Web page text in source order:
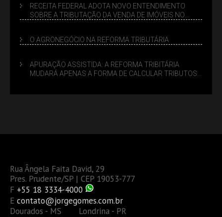
RECEITA FEDERAL ADOTA NOVO ENTENDIMENTO
SOBRE A TRIBUTAÇÃO DA VENDA DE IMÓVEIS NO
O AGRONEGÓCIO NA REFORMA TRIBUTÁRIA
APURAÇÃO ASSISTIDA: A REFORMA TRIBITÁRIA
MUDARÁ APENAS A FORMA DE CALCULAR TRIBUTOS
Rua Ângela Faita David, 29
Pres. Prudente/SP | CEP 19053-777
F +55 18 3334-4000
E contato@jorgegomes.com.br
Dourados - MS Londrina - PR